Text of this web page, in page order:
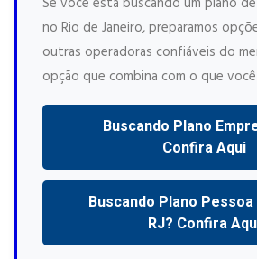
no Rio de Janeiro, preparamos
outras operadoras confiáveis do
opção que combina com o que
Buscando Plano
Confira Aqui
Buscando Plano
RJ? Confira